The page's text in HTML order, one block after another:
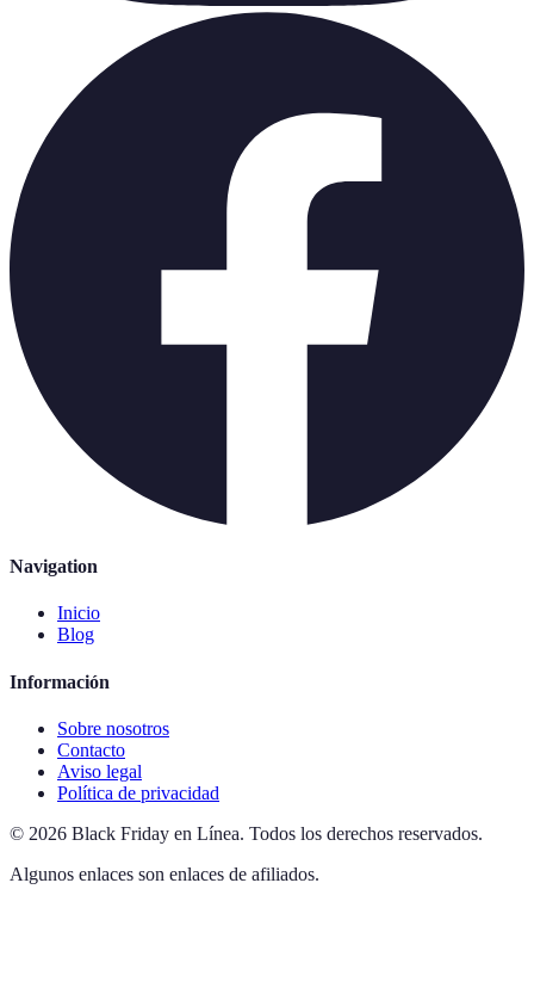
Navigation
Inicio
Blog
Información
Sobre nosotros
Contacto
Aviso legal
Política de privacidad
© 2026 Black Friday en Línea. Todos los derechos reservados.
Algunos enlaces son enlaces de afiliados.